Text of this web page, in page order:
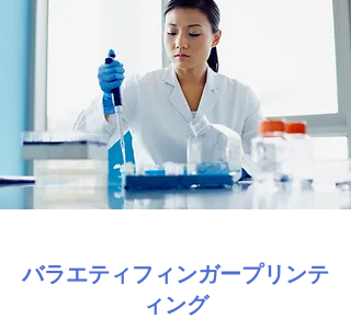
バラエティフィンガープリンテ
ィング